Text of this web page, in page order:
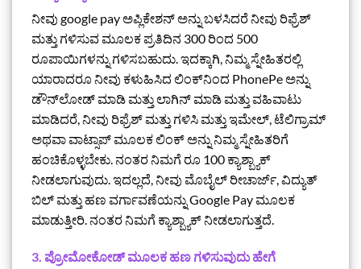
ನೀವು google pay ಅಪ್ಲಿಕೇಶನ್ ಅನ್ನು ಬಳಸಿದರೆ ನೀವು ರಿಫ್ರೆಶ್
ಮತ್ತು ಗಳಿಸುವ ಮೂಲಕ ಪ್ರತಿದಿನ 300 ರಿಂದ 500
ರೂಪಾಯಿಗಳನ್ನು ಗಳಿಸಬಹುದು. ಇದಕ್ಕಾಗಿ, ನಿಮ್ಮ ಸ್ನೇಹಿತರಲ್ಲಿ
ಯಾರಾದರೂ ನೀವು ಕಳುಹಿಸಿದ ಲಿಂಕ್‌ನಿಂದ PhonePe ಅನ್ನು
ಡೌನ್‌ಲೋಡ್ ಮಾಡಿ ಮತ್ತು ಲಾಗಿನ್ ಮಾಡಿ ಮತ್ತು ವಹಿವಾಟು
ಮಾಡಿದರೆ, ನೀವು ರಿಫ್ರೆಶ್ ಮತ್ತು ಗಳಿಸಿ ಮತ್ತು ಇಮೇಲ್, ಟೆಲಿಗ್ರಾಮ್
ಅಥವಾ ವಾಟ್ಸಾಪ್ ಮೂಲಕ ಲಿಂಕ್ ಅನ್ನು ನಿಮ್ಮ ಸ್ನೇಹಿತರಿಗೆ
ಹಂಚಿಕೊಳ್ಳಬೇಕು. ನಂತರ ನಿಮಗೆ ರೂ 100 ಕ್ಯಾಶ್ಬ್ಯಾಕ್
ನೀಡಲಾಗುವುದು. ಇದಲ್ಲದೆ, ನೀವು ಮೊಬೈಲ್ ರೀಚಾರ್ಜ್, ವಿದ್ಯುತ್
ಬಿಲ್ ಮತ್ತು ಹಣ ವರ್ಗಾವಣೆಯನ್ನು Google Pay ಮೂಲಕ
ಮಾಡುತ್ತೀರಿ. ನಂತರ ನಿಮಗೆ ಕ್ಯಾಶ್ಬ್ಯಾಕ್ ನೀಡಲಾಗುತ್ತದೆ.
3. ಪ್ರೋಮೋಕೋಡ್ ಮೂಲಕ ಹಣ ಗಳಿಸುವುದು ಹೇಗೆ